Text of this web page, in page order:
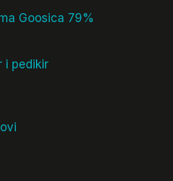
Goosica 79%
i pedikir